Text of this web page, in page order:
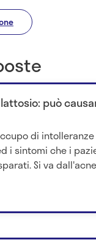
può
di
i sintomi che i
Si va